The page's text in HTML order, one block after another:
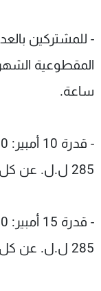
ساعة.
285 ل.ل. عن كل كيلواط ساعة.
285 ل.ل. عن كل كيلواط ساعة.